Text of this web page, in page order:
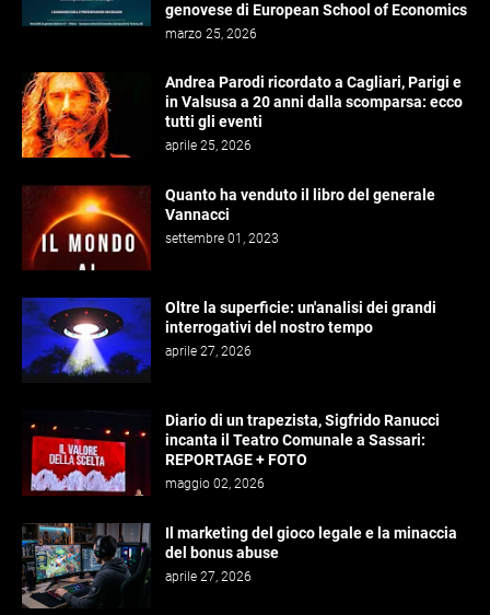
genovese di European School of Economics
marzo 25, 2026
Andrea Parodi ricordato a Cagliari, Parigi e
in Valsusa a 20 anni dalla scomparsa: ecco
tutti gli eventi
aprile 25, 2026
Quanto ha venduto il libro del generale
Vannacci
settembre 01, 2023
Oltre la superficie: un'analisi dei grandi
interrogativi del nostro tempo
aprile 27, 2026
Diario di un trapezista, Sigfrido Ranucci
incanta il Teatro Comunale a Sassari:
REPORTAGE + FOTO
maggio 02, 2026
Il marketing del gioco legale e la minaccia
del bonus abuse
aprile 27, 2026